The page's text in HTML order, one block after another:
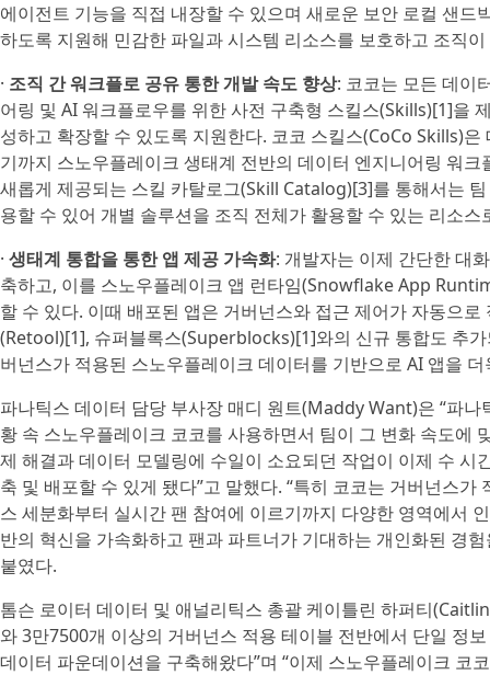
에이전트 기능을 직접 내장할 수 있으며 새로운 보안 로컬 샌
하도록 지원해 민감한 파일과 시스템 리소스를 보호하고 조직
· 조직 간 워크플로 공유 통한 개발 속도 향상: 코코는 모든 데이
어링 및 AI 워크플로우를 위한 사전 구축형 스킬스(Skills)[1]을
성하고 확장할 수 있도록 지원한다. 코코 스킬스(CoCo Skills)
기까지 스노우플레이크 생태계 전반의 데이터 엔지니어링 워
새롭게 제공되는 스킬 카탈로그(Skill Catalog)[3]를 통해서는
용할 수 있어 개별 솔루션을 조직 전체가 활용할 수 있는 리소
· 생태계 통합을 통한 앱 제공 가속화: 개발자는 이제 간단한 대
축하고, 이를 스노우플레이크 앱 런타임(Snowflake App
할 수 있다. 이때 배포된 앱은 거버넌스와 접근 제어가 자동으
(Retool)[1], 슈퍼블록스(Superblocks)[1]와의 신규 통합도 추
버넌스가 적용된 스노우플레이크 데이터를 기반으로 AI 앱을
파나틱스 데이터 담당 부사장 매디 원트(Maddy Want)은 “파
황 속 스노우플레이크 코코를 사용하면서 팀이 그 변화 속도에
제 해결과 데이터 모델링에 수일이 소요되던 작업이 이제 수
축 및 배포할 수 있게 됐다”고 말했다. “특히 코코는 거버넌스
스 세분화부터 실시간 팬 참여에 이르기까지 다양한 영역에서
반의 혁신을 가속화하고 팬과 파트너가 기대하는 개인화된 경
붙였다.
톰슨 로이터 데이터 및 애널리틱스 총괄 케이틀린 하퍼티
와 3만7500개 이상의 거버넌스 적용 테이블 전반에서 단일 정
데이터 파운데이션을 구축해왔다”며 “이제 스노우플레이크 코